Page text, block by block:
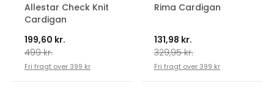
Allestar Check Knit
Cardigan
199,60 kr.
499 kr.
Fri fragt over 399 kr
Rima Cardigan
131,98 kr.
329,95 kr.
Fri fragt over 399 kr